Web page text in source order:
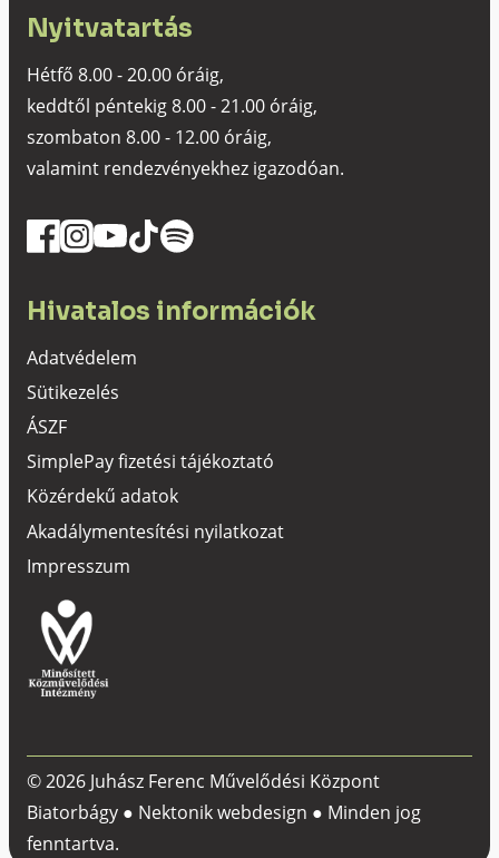
Nyitvatartás
Hétfő 8.00 - 20.00 óráig,
keddtől péntekig 8.00 - 21.00 óráig,
szombaton 8.00 - 12.00 óráig,
valamint rendezvényekhez igazodóan.
Hivatalos információk
Adatvédelem
Sütikezelés
ÁSZF
SimplePay fizetési tájékoztató
Közérdekű adatok
Akadálymentesítési nyilatkozat
Impresszum
© 2026 Juhász Ferenc Művelődési Központ
Biatorbágy ● Nektonik webdesign ● Minden jog
fenntartva.